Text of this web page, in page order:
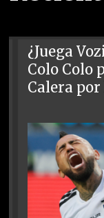
¿Juega
Colo Colo
Calera